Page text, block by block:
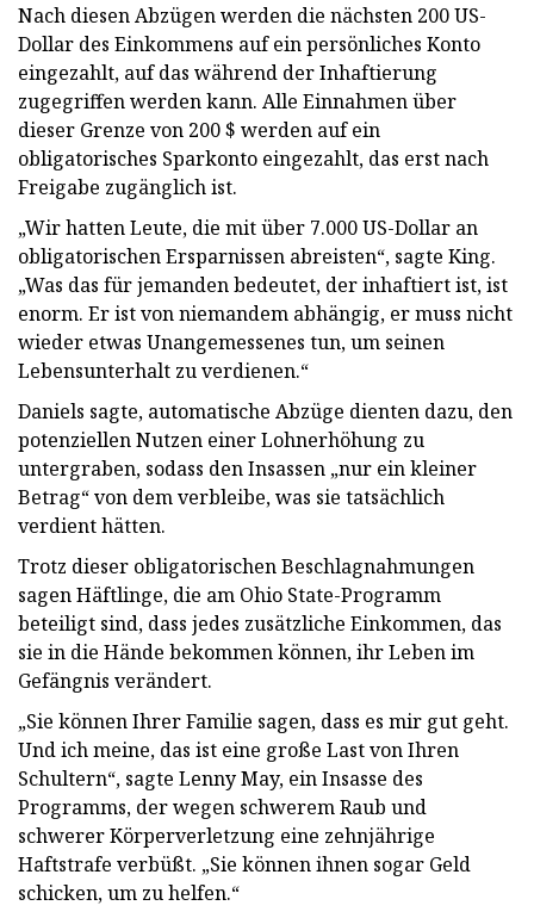
Nach diesen Abzügen werden die nächsten 200 US-
Dollar des Einkommens auf ein persönliches Konto
eingezahlt, auf das während der Inhaftierung
zugegriffen werden kann. Alle Einnahmen über
dieser Grenze von 200 $ werden auf ein
obligatorisches Sparkonto eingezahlt, das erst nach
Freigabe zugänglich ist.
„Wir hatten Leute, die mit über 7.000 US-Dollar an
obligatorischen Ersparnissen abreisten“, sagte King.
„Was das für jemanden bedeutet, der inhaftiert ist, ist
enorm. Er ist von niemandem abhängig, er muss nicht
wieder etwas Unangemessenes tun, um seinen
Lebensunterhalt zu verdienen.“
Daniels sagte, automatische Abzüge dienten dazu, den
potenziellen Nutzen einer Lohnerhöhung zu
untergraben, sodass den Insassen „nur ein kleiner
Betrag“ von dem verbleibe, was sie tatsächlich
verdient hätten.
Trotz dieser obligatorischen Beschlagnahmungen
sagen Häftlinge, die am Ohio State-Programm
beteiligt sind, dass jedes zusätzliche Einkommen, das
sie in die Hände bekommen können, ihr Leben im
Gefängnis verändert.
„Sie können Ihrer Familie sagen, dass es mir gut geht.
Und ich meine, das ist eine große Last von Ihren
Schultern“, sagte Lenny May, ein Insasse des
Programms, der wegen schwerem Raub und
schwerer Körperverletzung eine zehnjährige
Haftstrafe verbüßt. „Sie können ihnen sogar Geld
schicken, um zu helfen.“